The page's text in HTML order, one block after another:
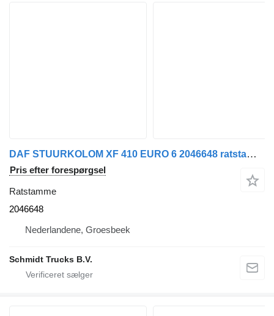
DAF STUURKOLOM XF 410 EURO 6 2046648 ratstamme til lastbil
Pris efter forespørgsel
Ratstamme
2046648
Nederlandene, Groesbeek
Schmidt Trucks B.V.